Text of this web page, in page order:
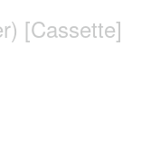
[Cassette]